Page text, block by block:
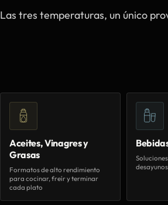
Las tres temperaturas, un único
Aceites, Vinagres y
Grasas
Formatos de alto rendimiento
para cocinar, freír y terminar
cada plato